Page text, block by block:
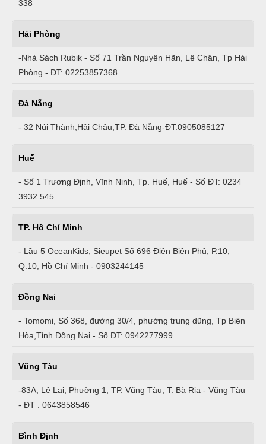
338
Hải Phòng
-Nhà Sách Rubik - Số 71 Trần Nguyên Hãn, Lê Chân, Tp Hải
Phòng - ĐT: 02253857368
Đà Nẵng
- 32 Núi Thành,Hải Châu,TP. Đà Nẵng-ĐT:0905085127
Huế
- Số 1 Trương Định, Vĩnh Ninh, Tp. Huế, Huế - Số ĐT: 0234
3932 545
TP. Hồ Chí Minh
- Lầu 5 OceanKids, Sieupet Số 696 Điện Biên Phủ, P.10,
Q.10, Hồ Chí Minh - 0903244145
Đồng Nai
- Tomomi, Số 368, đường 30/4, phường trung dũng, Tp Biên
Hòa,Tỉnh Đồng Nai - Số ĐT: 0942277999
Vũng Tàu
-83A, Lê Lai, Phường 1, TP. Vũng Tàu, T. Bà Rịa - Vũng Tàu
- ĐT : 0643858546
Bình Định